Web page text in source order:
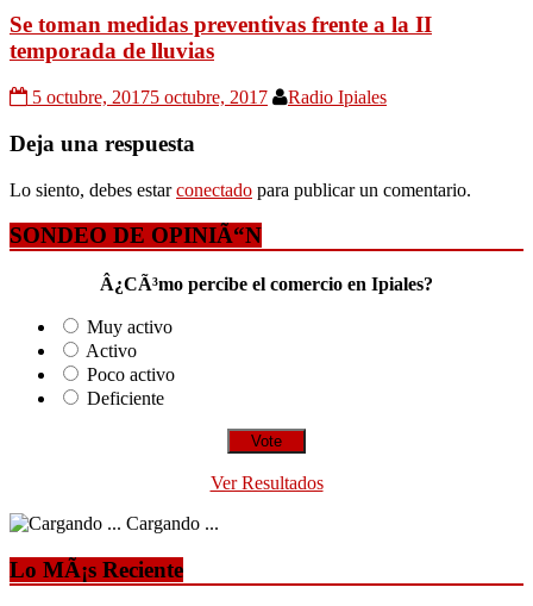
Se toman medidas preventivas frente a la II
temporada de lluvias
5 octubre, 20175 octubre, 2017 Radio Ipiales
Deja una respuesta
Lo siento, debes estarconectado para publicar un comentario.
SONDEO DE OPINIÃ“N
Â¿CÃ³mo percibe el comercio en Ipiales?
Muy activo
Activo
Poco activo
Deficiente
Ver Resultados
Cargando ...
Lo MÃ¡s Reciente